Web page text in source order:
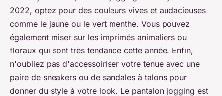
2022, optez pour des couleurs vives et audacieuses
comme le jaune ou le vert menthe. Vous pouvez
également miser sur les imprimés animaliers ou
floraux qui sont très tendance cette année. Enfin,
n'oubliez pas d'accessoiriser votre tenue avec une
paire de sneakers ou de sandales à talons pour
donner du style à votre look. Le pantalon jogging est